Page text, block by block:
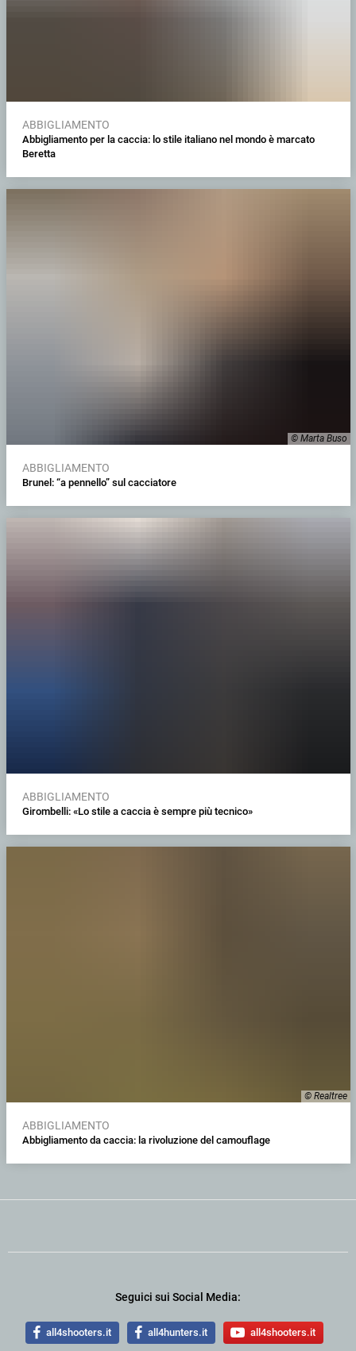
ABBIGLIAMENTO
Abbigliamento per la caccia: lo stile italiano nel mondo è marcato
Beretta
© Marta Buso
ABBIGLIAMENTO
Brunel: “a pennello” sul cacciatore
ABBIGLIAMENTO
Girombelli: «Lo stile a caccia è sempre più tecnico»
© Realtree
ABBIGLIAMENTO
Abbigliamento da caccia: la rivoluzione del camouflage
Seguici sui Social Media:
all4shooters.it all4hunters.it all4shooters.it